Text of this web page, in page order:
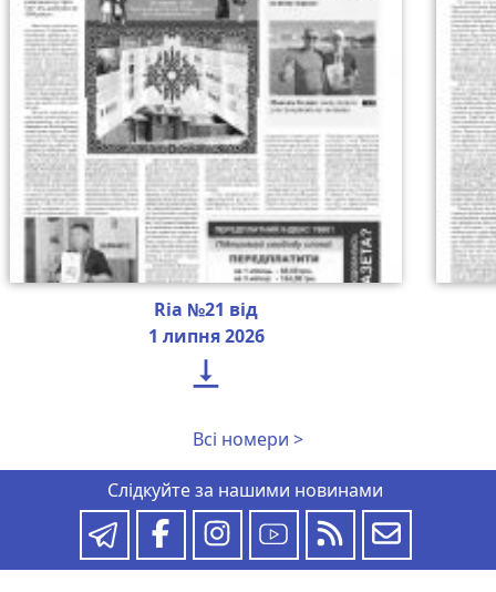
Ria №21 від
1 липня 2026

Всі номери >
Слідкуйте за нашими новинами